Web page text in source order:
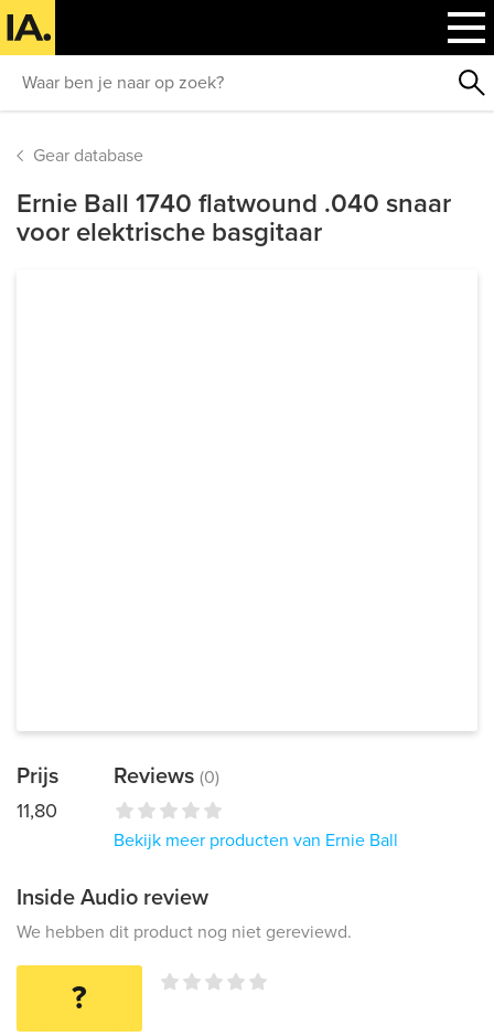
Gear database
Ernie Ball 1740 flatwound .040 snaar
voor elektrische basgitaar
Prijs
11,80
Reviews (0)
Bekijk meer producten van Ernie Ball
Inside Audio review
We hebben dit product nog niet gereviewd.
?